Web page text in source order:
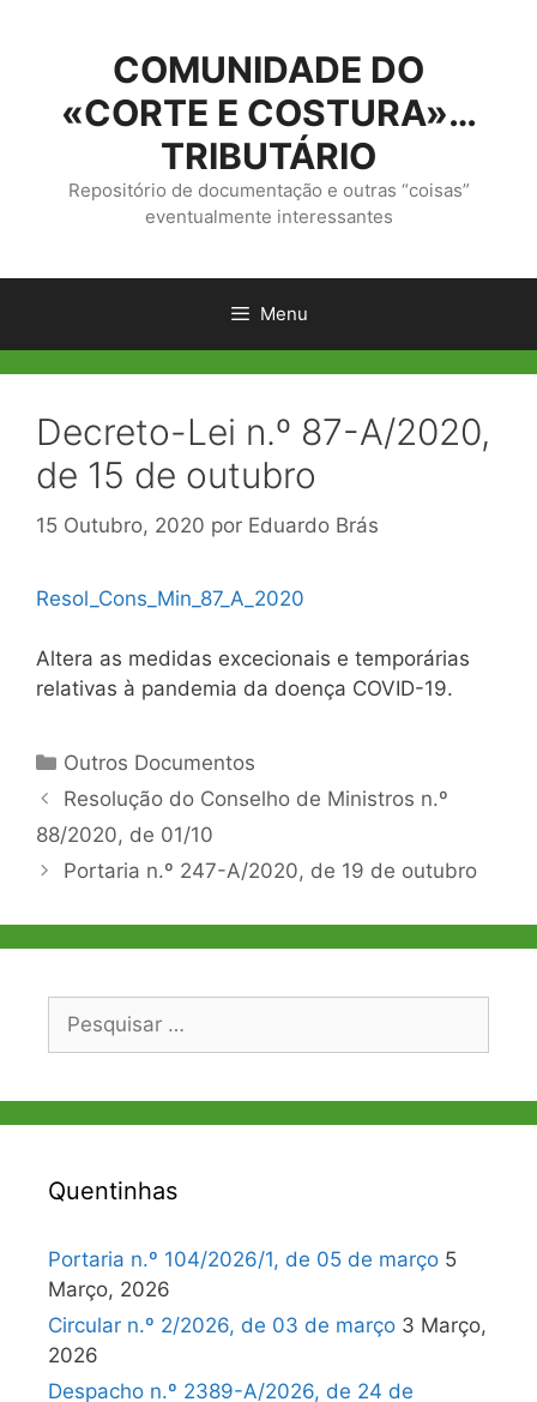
conteúdo
COMUNIDADE DO
«CORTE E COSTURA»…
TRIBUTÁRIO
Repositório de documentação e outras “coisas”
eventualmente interessantes
Menu
Decreto-Lei n.º 87-A/2020,
de 15 de outubro
15 Outubro, 2020 por Eduardo Brás
Resol_Cons_Min_87_A_2020
Altera as medidas excecionais e temporárias
relativas à pandemia da doença COVID-19.
Categorias
Outros Documentos
Navegação
de
Resolução do Conselho de Ministros n.º
88/2020, de 01/10
Portaria n.º 247-A/2020, de 19 de outubro
Pesquisar
Quentinhas
Portaria n.º 104/2026/1, de 05 de março 5
Março, 2026
Circular n.º 2/2026, de 03 de março 3 Março,
2026
Despacho n.º 2389-A/2026, de 24 de